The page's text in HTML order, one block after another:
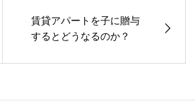
賃貸アパートを子に贈与
するとどうなるのか？